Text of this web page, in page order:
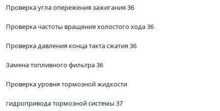
Проверка угла опережения зажигания 36
Проверка частоты вращения холостого хода 36
Проверка давления конца такта сжатия 36
Замена топливного фильтра 36
Проверка уровня тормозной жидкости
гидропривода тормозной системы 37